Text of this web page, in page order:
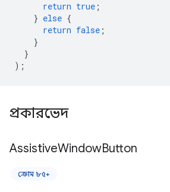
return true ;
} else {
return false ;
}
}
);
প্রকারভেদ
AssistiveWindowButton
ক্রোম ৮৫+